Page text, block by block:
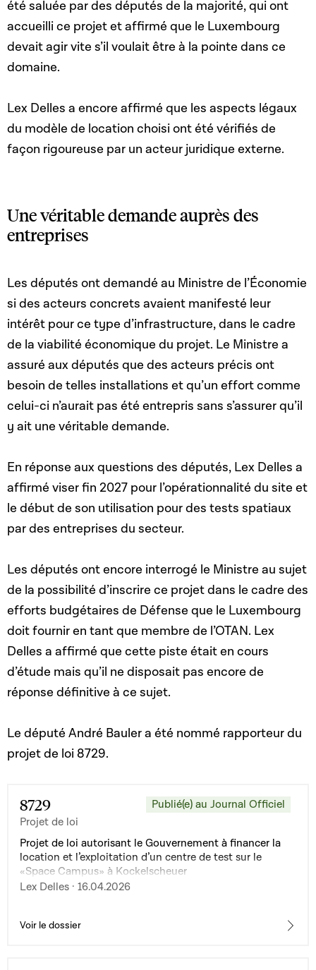
été saluée par des députés de la majorité, qui ont
accueilli ce projet et affirmé que le Luxembourg
devait agir vite s’il voulait être à la pointe dans ce
domaine.
Lex Delles a encore affirmé que les aspects légaux
du modèle de location choisi ont été vérifiés de
façon rigoureuse par un acteur juridique externe.
Une véritable demande auprès des
entreprises
Les députés ont demandé au Ministre de l’Économie
si des acteurs concrets avaient manifesté leur
intérêt pour ce type d’infrastructure, dans le cadre
de la viabilité économique du projet. Le Ministre a
assuré aux députés que des acteurs précis ont
besoin de telles installations et qu’un effort comme
celui-ci n’aurait pas été entrepris sans s’assurer qu’il
y ait une véritable demande.
En réponse aux questions des députés, Lex Delles a
affirmé viser fin 2027 pour l’opérationnalité du site et
le début de son utilisation pour des tests spatiaux
par des entreprises du secteur.
Les députés ont encore interrogé le Ministre au sujet
de la possibilité d’inscrire ce projet dans le cadre des
efforts budgétaires de Défense que le Luxembourg
doit fournir en tant que membre de l’OTAN. Lex
Delles a affirmé que cette piste était en cours
d’étude mais qu’il ne disposait pas encore de
réponse définitive à ce sujet.
Le député André Bauler a été nommé rapporteur du
projet de loi 8729.
8729
Projet de loi
Publié(e) au Journal Officiel
Projet de loi autorisant le Gouvernement à financer la
location et l’exploitation d’un centre de test sur le
«Space Campus» à Kockelscheuer
Lex Delles · 16.04.2026
Voir le dossier